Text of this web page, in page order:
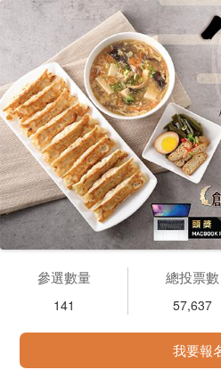
參選數量
141
總投票數
57,637
我要報